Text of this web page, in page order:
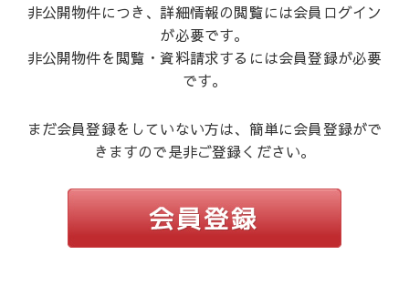
非公開物件につき、詳細情報の閲覧には会員ログイン
が必要です。
非公開物件を閲覧・資料請求するには会員登録が必要
です。
まだ会員登録をしていない方は、簡単に会員登録がで
きますので是非ご登録ください。